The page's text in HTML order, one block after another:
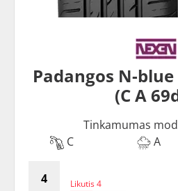
Padangos N-blue
(C A
Tinkamumas
C
A
Likutis 4